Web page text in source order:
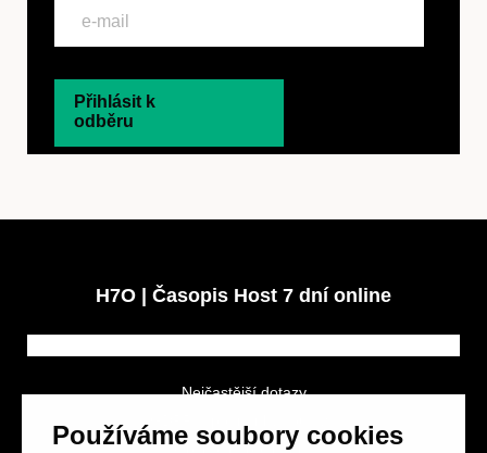
Používáme soubory cookies
Přihlásit k
odběru
H7O | Časopis Host 7 dní online
Nejčastější dotazy
Obchodní podmínky